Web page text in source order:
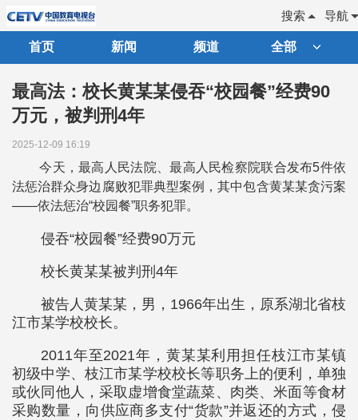
导航
搜索
首页 新闻 频道 全部
最高法：校长黄某某侵吞“校园餐”经费90
万元，被判刑4年
2025-12-09 16:19
今天，最高人民法院、最高人民检察院联合发布5件依
法惩治群众身边腐败犯罪典型案例，其中包含黄某某贪污案
——依法惩治“校园餐”职务犯罪。
侵吞“校园餐”经费90万元
校长黄某某被判刑4年
被告人黄某某，男，1966年出生，原系湖北省枝
江市某学校校长。
2011年至2021年，黄某某利用担任枝江市某镇
初级中学、枝江市某学校校长等职务上的便利，单独
或伙同他人，采取虚增食堂蔬菜、肉类、米面等食材
采购数量，向供应商多支付“货款”并返还的方式，侵